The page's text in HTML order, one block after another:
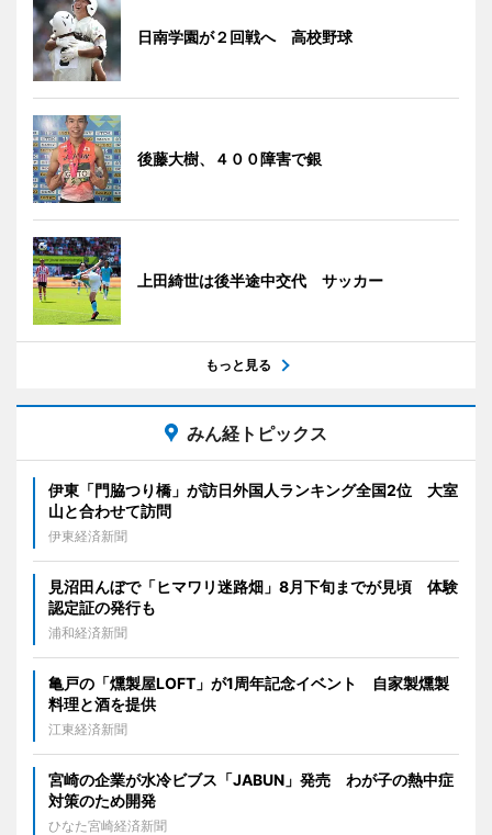
日南学園が２回戦へ 高校野球
後藤大樹、４００障害で銀
上田綺世は後半途中交代 サッカー
もっと見る
みん経トピックス
伊東「門脇つり橋」が訪日外国人ランキング全国2位 大室
山と合わせて訪問
伊東経済新聞
見沼田んぼで「ヒマワリ迷路畑」8月下旬までが見頃 体験
認定証の発行も
浦和経済新聞
亀戸の「燻製屋LOFT」が1周年記念イベント 自家製燻製
料理と酒を提供
江東経済新聞
宮崎の企業が水冷ビブス「JABUN」発売 わが子の熱中症
対策のため開発
ひなた宮崎経済新聞